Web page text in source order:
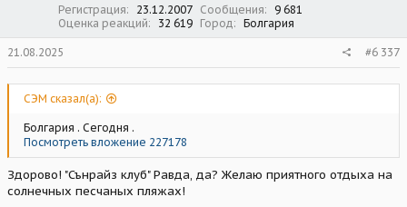
Регистрация 23.12.2007 Сообщения
9 681
Оценка реакций
32 619 Город Болгария
21.08.2025 #6 337
СЭМ сказал(а):
Болгария . Сегодня .
Посмотреть вложение 227178
Здорово! "Сънрайз клуб" Равда, да? Желаю приятного отдыха на
солнечных песчаных пляжах!